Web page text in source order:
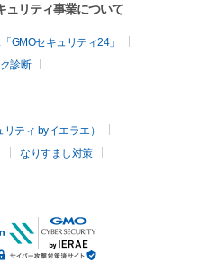
ュリティ事業について
GMOセキュリティ24」
診断
ティ byイエラエ）
なりすまし対策